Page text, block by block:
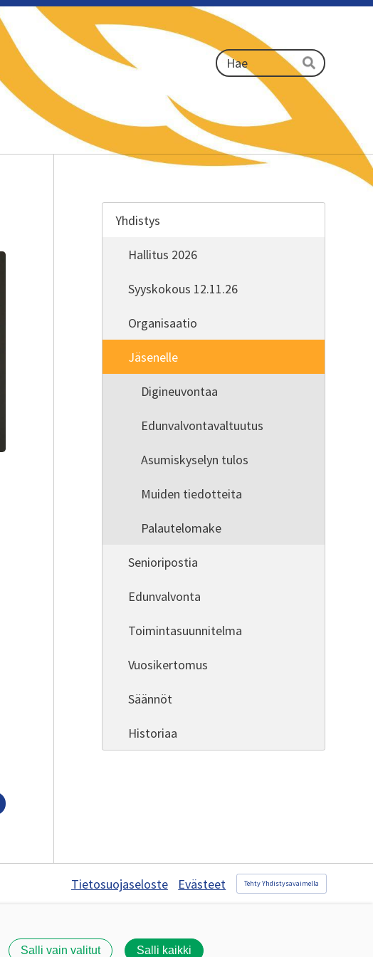
Haku
Hae
Yhdistys
Hallitus 2026
Syyskokous 12.11.26
Organisaatio
Jäsenelle
Digineuvontaa
Edunvalvontavaltuutus
Asumiskyselyn tulos
Muiden tiedotteita
Palautelomake
Senioripostia
Edunvalvonta
Toimintasuunnitelma
Vuosikertomus
Säännöt
Historiaa
Tietosuojaseloste Evästeet Tehty Yhdistysavaimella
Salli vain valitut Salli kaikki